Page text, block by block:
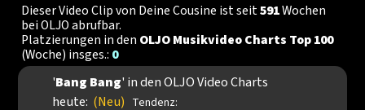
Dieser Video Clip von Deine Cousine ist seit591Wochen
bei OLJO abrufbar.
Platzierungen in den OLJO Musikvideo Charts Top 100
(Woche) insges.: 0
'Bang Bang' in den OLJO Video Charts
heute: (Neu) Tendenz: